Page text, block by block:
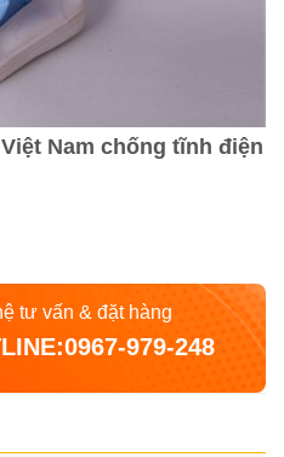
Nam chống tĩnh điện
tư vấn & đặt hàng
979-248